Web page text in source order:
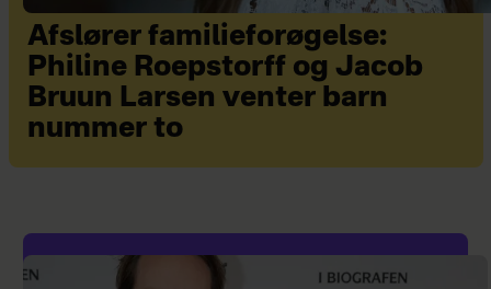
Afslører familieforøgelse:
Philine Roepstorff og Jacob
Bruun Larsen venter barn
nummer to